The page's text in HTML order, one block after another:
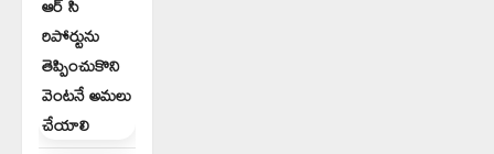
రిపోర్టును
తెప్పించుకొని
వెంటనే అమలు
చేయాలి